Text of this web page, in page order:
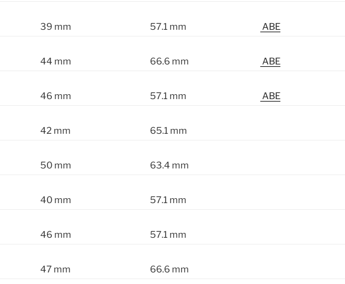
39 mm 57.1 mm
ABE
44 mm 66.6 mm
ABE
46 mm 57.1 mm
ABE
42 mm
65.1 mm
50 mm
63.4 mm
40 mm
57.1 mm
46 mm
57.1 mm
47 mm
66.6 mm